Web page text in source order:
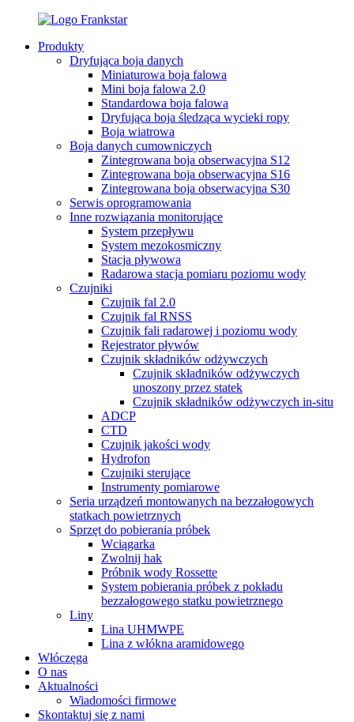
Produkty
Dryfująca boja danych
Miniaturowa boja falowa
Mini boja falowa 2.0
Standardowa boja falowa
Dryfująca boja śledząca wycieki ropy
Boja wiatrowa
Boja danych cumowniczych
Zintegrowana boja obserwacyjna S12
Zintegrowana boja obserwacyjna S16
Zintegrowana boja obserwacyjna S30
Serwis oprogramowania
Inne rozwiązania monitorujące
System przepływu
System mezokosmiczny
Stacja pływowa
Radarowa stacja pomiaru poziomu wody
Czujniki
Czujnik fal 2.0
Czujnik fal RNSS
Czujnik fali radarowej i poziomu wody
Rejestrator pływów
Czujnik składników odżywczych
Czujnik składników odżywczych
unoszony przez statek
Czujnik składników odżywczych in-situ
ADCP
CTD
Czujnik jakości wody
Hydrofon
Czujniki sterujące
Instrumenty pomiarowe
Seria urządzeń montowanych na bezzałogowych
statkach powietrznych
Sprzęt do pobierania próbek
Wciągarka
Zwolnij hak
Próbnik wody Rossette
System pobierania próbek z pokładu
bezzałogowego statku powietrznego
Liny
Lina UHMWPE
Lina z włókna aramidowego
Włóczęga
O nas
Aktualności
Wiadomości firmowe
Skontaktuj się z nami